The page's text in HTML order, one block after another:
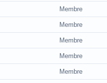
Membre
Membre
Membre
Membre
Membre